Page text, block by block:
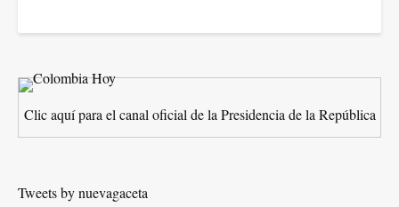
el
yanqui.
Clic aquí para el canal oficial de la Presidencia de la República
Tweets by nuevagaceta